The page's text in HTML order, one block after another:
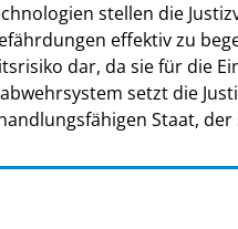
stellen die
effektiv zu
dar, da sie für die
setzt die
Staat,